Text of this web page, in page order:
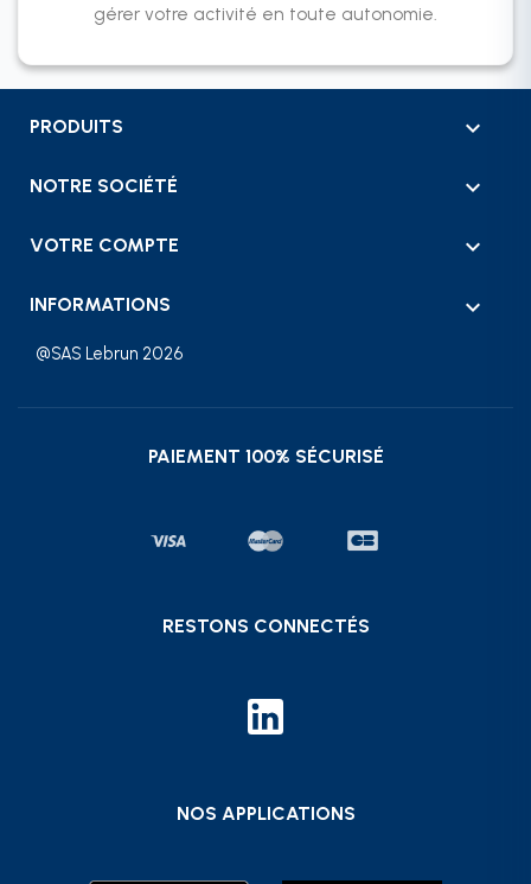
gérer votre activité en toute autonomie.
PRODUITS 
NOTRE SOCIÉTÉ 
VOTRE COMPTE 
INFORMATIONS keyboard_arrow_down
@SAS Lebrun 2026
PAIEMENT 100% SÉCURISÉ
RESTONS CONNECTÉS
NOS APPLICATIONS